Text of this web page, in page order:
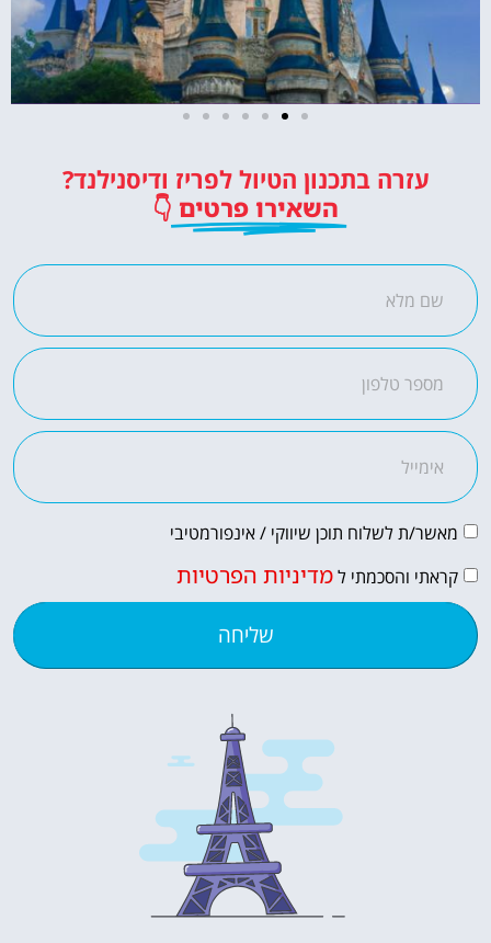
כרטיסי כניסה לפארק השעשועים
הכי מפורסם באירופה!
לחצו פה!
עזרה בתכנון הטיול לפריז ודיסנילנד?
השאירו פרטים 👇
מאשר/ת לשלוח תוכן שיווקי / אינפורמטיבי
קראתי והסכמתי למדיניות הפרטיות
שליחה